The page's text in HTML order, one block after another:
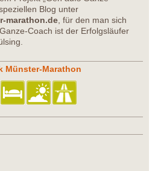
Blog unter
marathon.de , für den man sich
Coach ist der Erfolgsläufer
Münster-Marathon